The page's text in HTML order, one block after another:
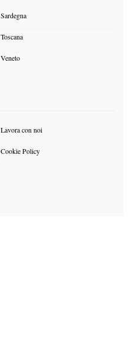
Sardegna
Toscana
Veneto
Lavora con noi
Cookie Policy